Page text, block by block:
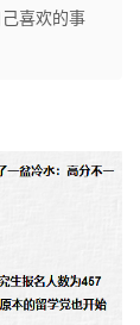
喜欢的事